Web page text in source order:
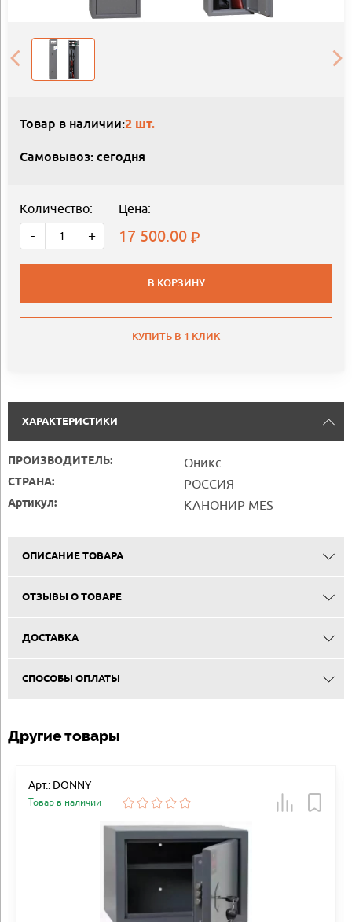
Товар в наличии:2 шт.
Самовывоз: сегодня
Количество:
- +
Цена:
17 500.00
В КОРЗИНУ
КУПИТЬ В 1 КЛИК
ХАРАКТЕРИСТИКИ
ПРОИЗВОДИТЕЛЬ: Оникс
СТРАНА: РОССИЯ
Артикул: КАНОНИР MES
ОПИСАНИЕ ТОВАРА
ОТЗЫВЫ О ТОВАРЕ
ДОСТАВКА
СПОСОБЫ ОПЛАТЫ
Другие товары
Арт.: DONNY
Товар в наличии